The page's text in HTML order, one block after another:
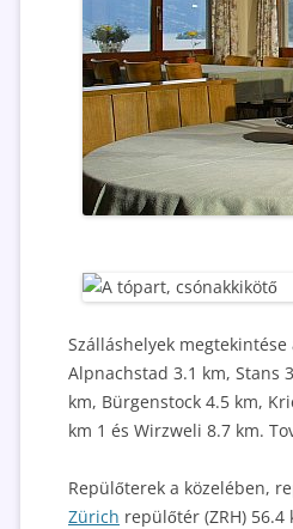
Szálláshelyek
Alpnachstad 3.1 km, Stans
km, Bürgenstock 4.5 km,
km 1 és Wirzweli 8.7 km.
Repülőterek a közelében,
Zürich repülőtér (ZRH) 56.4